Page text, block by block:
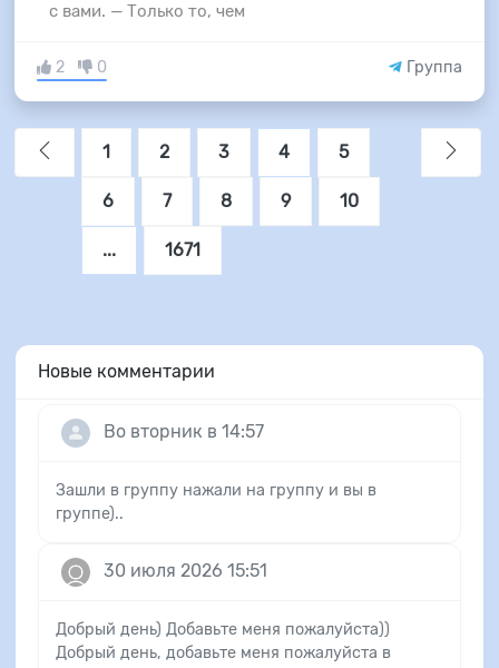
с вами. — Только то, чем
2 0 Группа
1 2 3 4 5
6 7 8 9 10
... 1671
Новые комментарии
Во вторник в 14:57
Зашли в группу нажали на группу и вы в
группе)..
30 июля 2026 15:51
Добрый день) Добавьте меня пожалуйста))
Добрый день, добавьте меня пожалуйста в